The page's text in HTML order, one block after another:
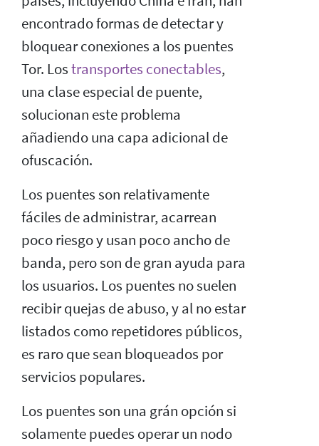
encontrado formas de detectar y
bloquear conexiones a los puentes
Tor. Lostransportes conectables,
una clase especial de puente,
solucionan este problema
añadiendo una capa adicional de
ofuscación.
Los puentes son relativamente
fáciles de administrar, acarrean
poco riesgo y usan poco ancho de
banda, pero son de gran ayuda para
los usuarios. Los puentes no suelen
recibir quejas de abuso, y al no estar
listados como repetidores públicos,
es raro que sean bloqueados por
servicios populares.
Los puentes son una grán opción si
solamente puedes operar un nodo